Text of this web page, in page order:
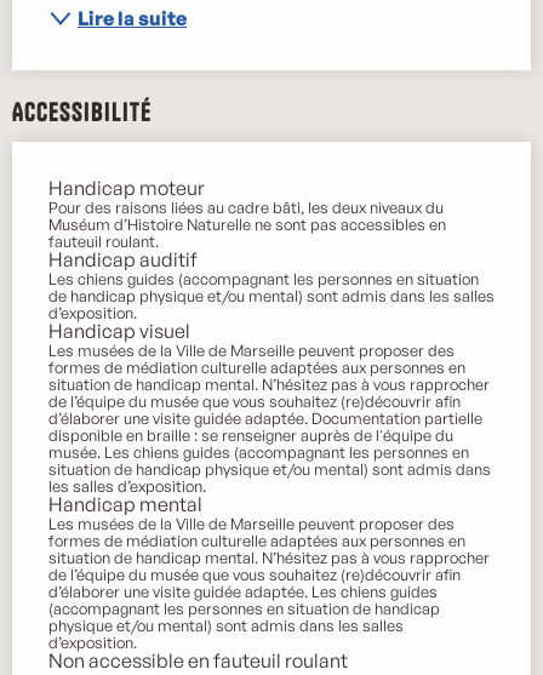
Lire la suite
Accessibilité
Handicap moteur
Pour des raisons liées au cadre bâti, les deux niveaux du
Muséum d’Histoire Naturelle ne sont pas accessibles en
fauteuil roulant.
Handicap auditif
Les chiens guides (accompagnant les personnes en situation
de handicap physique et/ou mental) sont admis dans les salles
d’exposition.
Handicap visuel
Les musées de la Ville de Marseille peuvent proposer des
formes de médiation culturelle adaptées aux personnes en
situation de handicap mental. N’hésitez pas à vous rapprocher
de l’équipe du musée que vous souhaitez (re)découvrir afin
d’élaborer une visite guidée adaptée. Documentation partielle
disponible en braille : se renseigner auprès de l'équipe du
musée. Les chiens guides (accompagnant les personnes en
situation de handicap physique et/ou mental) sont admis dans
les salles d’exposition.
Handicap mental
Les musées de la Ville de Marseille peuvent proposer des
formes de médiation culturelle adaptées aux personnes en
situation de handicap mental. N’hésitez pas à vous rapprocher
de l’équipe du musée que vous souhaitez (re)découvrir afin
d’élaborer une visite guidée adaptée. Les chiens guides
(accompagnant les personnes en situation de handicap
physique et/ou mental) sont admis dans les salles
d’exposition.
Non accessible en fauteuil roulant